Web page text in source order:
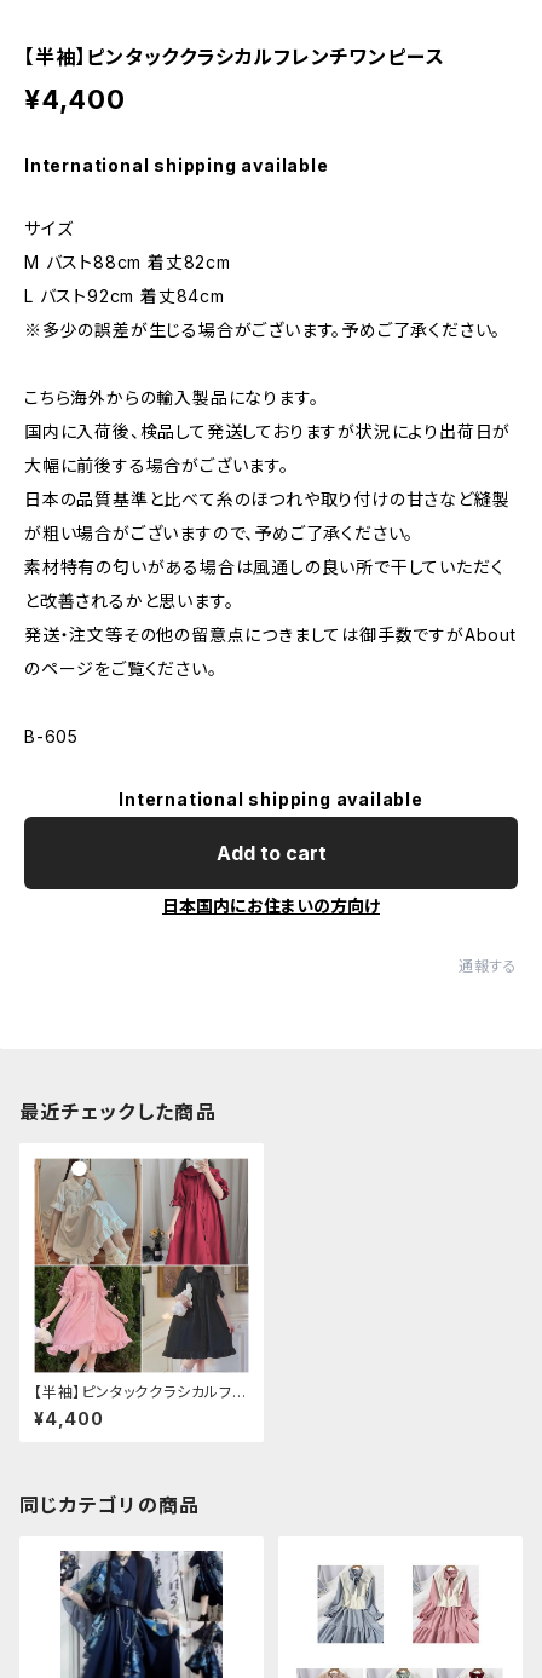
【半袖】ピンタッククラシカルフレンチワンピース
¥4,400
International shipping available
サイズ
M バスト88cm 着丈82cm
L バスト92cm 着丈84cm
※多少の誤差が生じる場合がございます。予めご了承ください。
こちら海外からの輸入製品になります。
国内に入荷後、検品して発送しておりますが状況により出荷日が
大幅に前後する場合がございます。
日本の品質基準と比べて糸のほつれや取り付けの甘さなど縫製
が粗い場合がございますので、予めご了承ください。
素材特有の匂いがある場合は風通しの良い所で干していただく
と改善されるかと思います。
発送・注文等その他の留意点につきましては御手数ですがAbout
のページをご覧ください。
B-605
International shipping available
Add to cart
日本国内にお住まいの方向け
通報する
最近チェックした商品
【半袖】ピンタッククラシカルフレ
ンチワンピース
¥4,400
同じカテゴリの商品